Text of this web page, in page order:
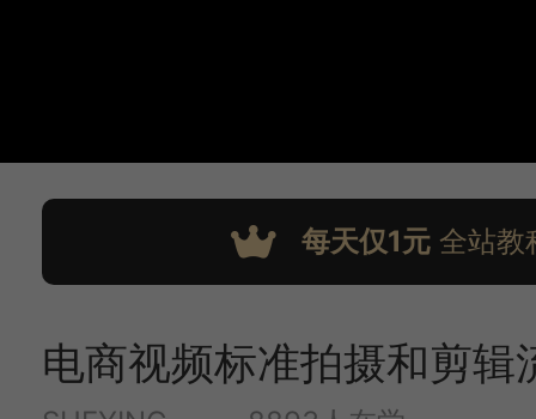
每天仅1元全站教
电商视频标准拍摄和剪辑